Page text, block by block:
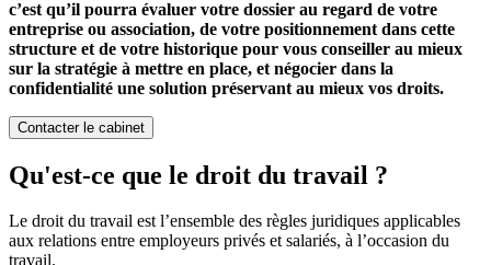
c’est qu’il pourra évaluer votre dossier au regard de votre
entreprise ou association, de votre positionnement dans cette
structure et de votre historique pour vous conseiller au mieux
sur la stratégie à mettre en place, et négocier dans la
confidentialité une solution préservant au mieux vos droits.
Contacter le cabinet
Qu'est-ce que le droit du travail ?
Le droit du travail est l’ensemble des règles juridiques applicables
aux relations entre employeurs privés et salariés, à l’occasion du
travail.